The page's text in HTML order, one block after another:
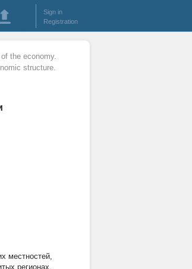
Sign in
Registration
the economy.
structure.
местностей,
регионах.